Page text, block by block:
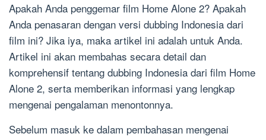
Apakah Anda penggemar film Home Alone 2? Apakah
Anda penasaran dengan versi dubbing Indonesia dari
film ini? Jika iya, maka artikel ini adalah untuk Anda.
Artikel ini akan membahas secara detail dan
komprehensif tentang dubbing Indonesia dari film Home
Alone 2, serta memberikan informasi yang lengkap
mengenai pengalaman menontonnya.
Sebelum masuk ke dalam pembahasan mengenai